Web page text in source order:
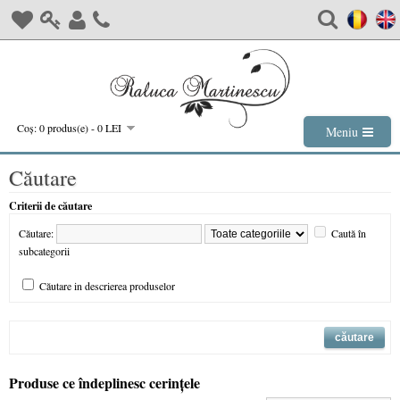
Coş: 0 produs(e) - 0 LEI Meniu
Căutare
Criterii de căutare
Căutare:
Caută în
subcategorii
Căutare in descrierea produselor
Produse ce îndeplinesc cerinţele